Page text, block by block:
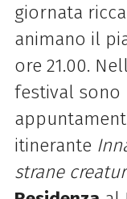
giornata
animano il
ore 21.00.
festival sono
itinerante
strane